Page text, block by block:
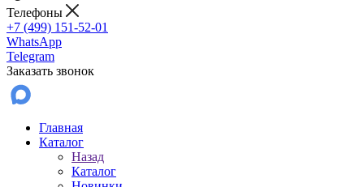
Телефоны
+7 (499) 151-52-01
WhatsApp
Telegram
Заказать звонок
Главная
Каталог
Назад
Каталог